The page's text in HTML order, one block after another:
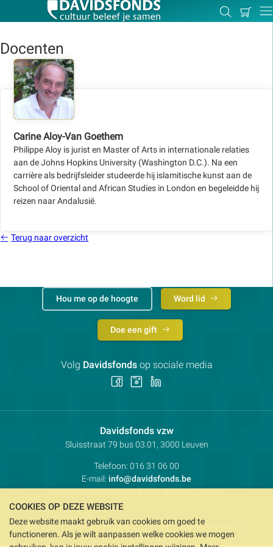
Zoeken
Mijn
Docenten
Carine Aloy-Van Goethem
Philippe Aloy is jurist en Master of Arts in internationale relaties
aan de Johns Hopkins University (Washington D.C.). Na een
carrière als bedrijfsleider studeerde hij islamitische kunst aan de
School of Oriental and African Studies in London en begeleidde hij
reizen naar Andalusië.
Terug naar overzicht
Davidsfonds vzwContactpersoon:
Adres:
Sluisstraat 79 bus 03.01, 3000 Leuven
Telefoon: 016 31 06 00
E-mail: info@davidsfonds.be
IBAN:BE98 4310 0693 8193- BIC:KREDBEBB
Privacy Koekjesvoorkeuren
Verkoopsvoorwaarden
Intellectueel eigendom
Hou me op de hoogte Word lid
Doe een gift
Volg Davidsfondsop sociale media
Volg Volg
Zoek:
Zoeken
COOKIES OP DEZE WEBSITE
Deze website maakt gebruik van cookies om goed te
functioneren. Als je wilt aanpassen welke cookies we mogen